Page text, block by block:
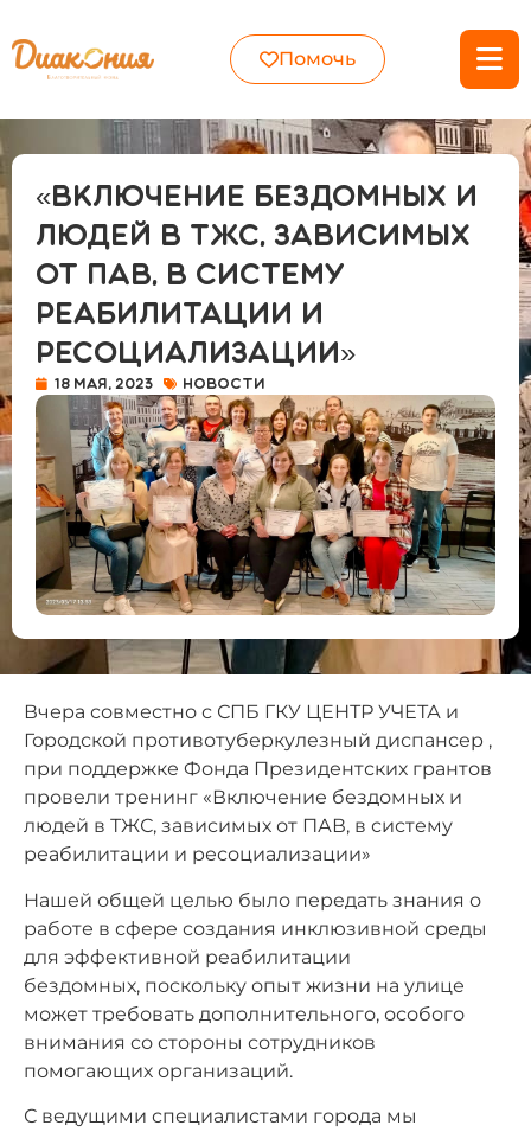
Помочь
«Включение бездомных и
людей в ТЖС, зависимых
от ПАВ, в систему
реабилитации и
ресоциализации»
18 мая, 2023 Новости
Вчера совместно с СПБ ГКУ ЦЕНТР УЧЕТА и
Городской противотуберкулезный диспансер ,
при поддержке Фонда Президентских грантов
провели тренинг «Включение бездомных и
людей в ТЖС, зависимых от ПАВ, в систему
реабилитации и ресоциализации»
Нашей общей целью было передать знания о
работе в сфере создания инклюзивной среды
для эффективной реабилитации
бездомных, поскольку опыт жизни на улице
может требовать дополнительного, особого
внимания со стороны сотрудников
помогающих организаций.
С ведущими специалистами города мы